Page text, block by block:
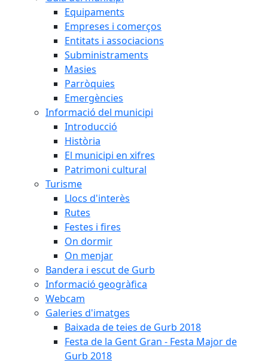
Equipaments
Empreses i comerços
Entitats i associacions
Subministraments
Masies
Parròquies
Emergències
Informació del municipi
Introducció
Història
El municipi en xifres
Patrimoni cultural
Turisme
Llocs d'interès
Rutes
Festes i fires
On dormir
On menjar
Bandera i escut de Gurb
Informació geogràfica
Webcam
Galeries d'imatges
Baixada de teies de Gurb 2018
Festa de la Gent Gran - Festa Major de
Gurb 2018